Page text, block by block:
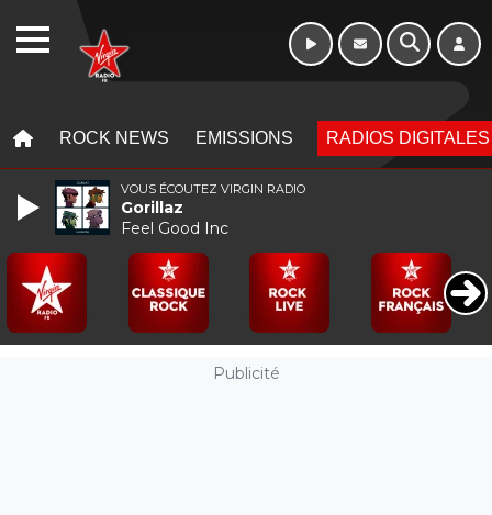
ROCK NEWS EMISSIONS RADIOS DIGITALES
Publicité
VOUS ÉCOUTEZ VIRGIN RADIO
Gorillaz
Feel Good Inc
WEBRADIO Week-end de 16h
à 20h